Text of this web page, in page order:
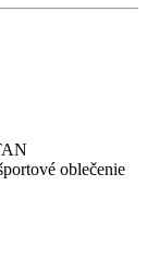
oblečenie